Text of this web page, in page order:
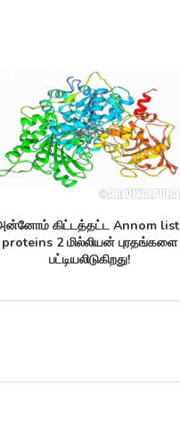
செவ்வாய் கிரகத்தில் சாத்தியமான
Climate patterns on mars பருவ
காலநிலை...